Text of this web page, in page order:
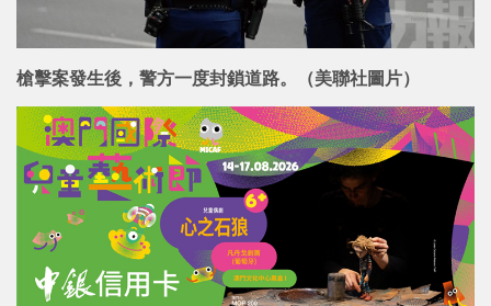
槍擊案發生後，警方一度封鎖道路。（美聯社圖片）